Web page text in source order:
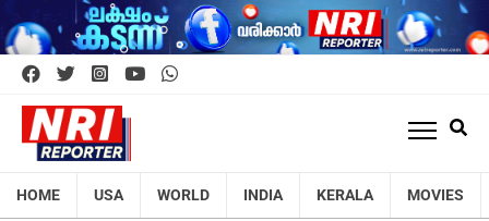
HOME USA WORLD INDIA KERALA MOVIES